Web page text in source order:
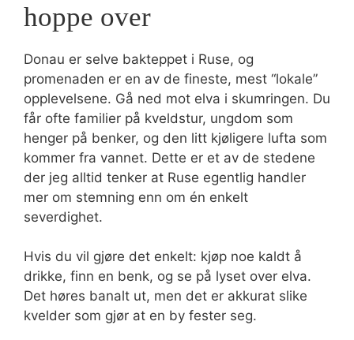
hoppe over
Donau er selve bakteppet i Ruse, og
promenaden er en av de fineste, mest “lokale”
opplevelsene. Gå ned mot elva i skumringen. Du
får ofte familier på kveldstur, ungdom som
henger på benker, og den litt kjøligere lufta som
kommer fra vannet. Dette er et av de stedene
der jeg alltid tenker at Ruse egentlig handler
mer om stemning enn om én enkelt
severdighet.
Hvis du vil gjøre det enkelt: kjøp noe kaldt å
drikke, finn en benk, og se på lyset over elva.
Det høres banalt ut, men det er akkurat slike
kvelder som gjør at en by fester seg.